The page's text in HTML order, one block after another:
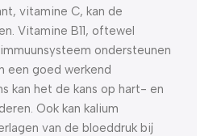
vitamine C, kan de
Vitamine B11, oftewel
ondersteunen
een goed werkend
kan het de kans op hart- en
Ook kan kalium
van de bloeddruk bij